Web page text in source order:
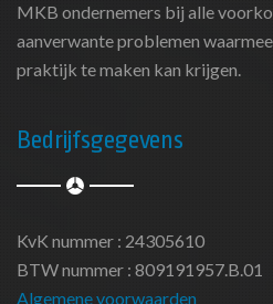
MKB ondernemers bij alle
aanverwante problemen
praktijk te maken kan krijgen.
Bedrijfsgegevens
KvK nummer : 24305610
BTW nummer : 809191957.B.01
Algemene voorwaarden